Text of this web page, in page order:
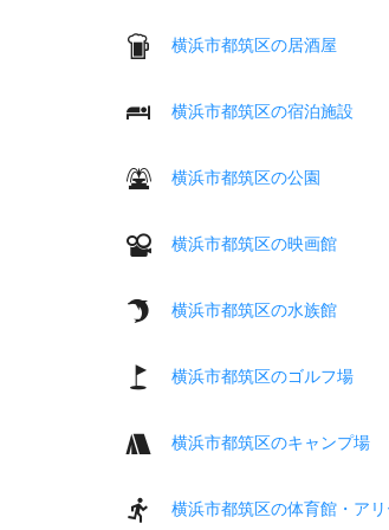
横浜市都筑区の居酒屋
横浜市都筑区の宿泊施設
横浜市都筑区の公園
横浜市都筑区の映画館
横浜市都筑区の水族館
横浜市都筑区のゴルフ場
横浜市都筑区のキャンプ場
横浜市都筑区の体育館・ア